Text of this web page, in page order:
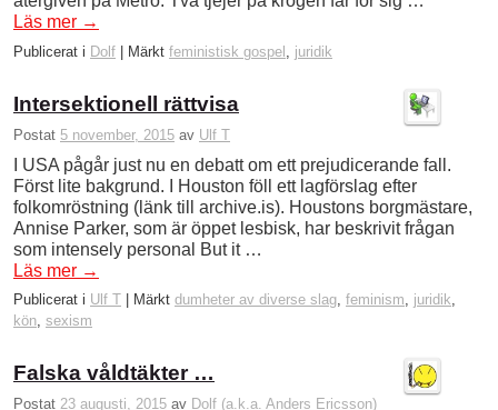
Läs mer →
Publicerat i Dolf Märkt feministisk gospel , juridik
Intersektionell rättvisa
Postat 5 november, 2015 av Ulf T
I USA pågår just nu en debatt om ett prejudicerande fall.
Först lite bakgrund. I Houston föll ett lagförslag efter
folkomröstning (länk till archive.is). Houstons borgmästare,
Annise Parker, som är öppet lesbisk, har beskrivit frågan
som intensely personal But it …
Läs mer →
Publicerat i Ulf T Märkt dumheter av diverse slag, feminism, juridik,
kön, sexism
Falska våldtäkter …
Postat 23 augusti, 2015 av Dolf (a.k.a. Anders Ericsson)